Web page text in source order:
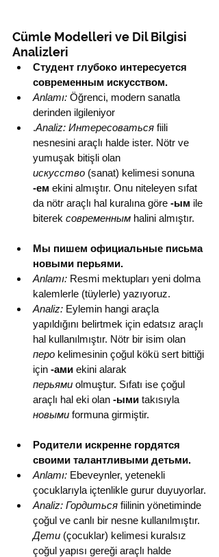
Cümle Modelleri ve Dil Bilgisi
Analizleri
Студент глубоко интересуется
современным искусством.
Anlamı: Öğrenci, modern sanatla
derinden ilgileniyor
.Analiz: Интересоваться fiili
nesnesini araçlı halde ister. Nötr ve
yumuşak bitişli olan
искусство (sanat) kelimesi sonuna
-ем ekini almıştır. Onu niteleyen sıfat
da nötr araçlı hal kuralına göre -ым ile
biterek современным halini almıştır.
Мы пишем официальные письма
новыми перьями.
Anlamı: Resmi mektupları yeni dolma
kalemlerle (tüylerle) yazıyoruz.
Analiz: Eylemin hangi araçla
yapıldığını belirtmek için edatsız araçlı
hal kullanılmıştır. Nötr bir isim olan
перо kelimesinin çoğul kökü sert bittiği
için -ами ekini alarak
перьями olmuştur. Sıfatı ise çoğul
araçlı hal eki olan -ыми takısıyla
новыми formuna girmiştir.
Родители искренне гордятся
своими талантливыми детьми.
Anlamı: Ebeveynler, yetenekli
çocuklarıyla içtenlikle gurur duyuyorlar.
Analiz: Гордиться fiilinin yönetiminde
çoğul ve canlı bir nesne kullanılmıştır.
Дети (çocuklar) kelimesi kuralsız
çoğul yapısı gereği araçlı halde